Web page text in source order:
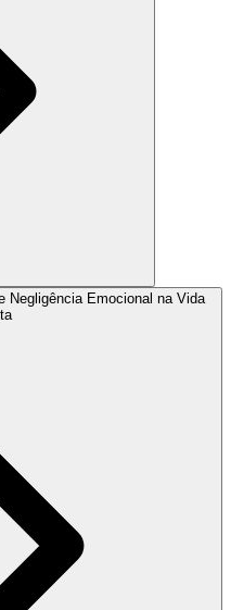
Negligência Emocional na Vida